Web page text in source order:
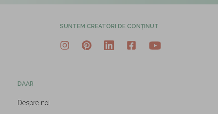
SUNTEM CREATORI DE CONȚINUT
DAAR
Despre noi